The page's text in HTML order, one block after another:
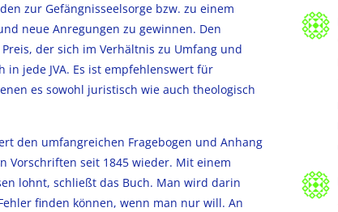
zur Gefängnisseelsorge bzw. zu einem
neue Anregungen zu gewinnen. Den
der sich im Verhältnis zu Umfang und
jede JVA. Es ist empfehlenswert für
es sowohl juristisch wie auch theologisch
den umfangreichen Fragebogen und Anhang
Vorschriften seit 1845 wieder. Mit einem
lohnt, schließt das Buch. Man wird darin
finden können, wenn man nur will. An